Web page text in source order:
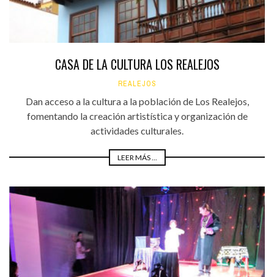
CASA DE LA CULTURA LOS REALEJOS
REALEJOS
Dan acceso a la cultura a la población de Los Realejos,
fomentando la creación artistística y organización de
actividades culturales.
LEER MÁS ...